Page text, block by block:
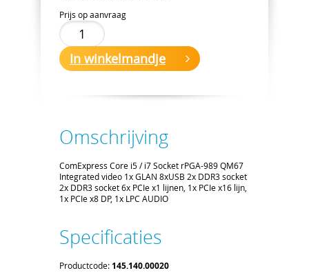
Prijs op aanvraag
In winkelmandje
Omschrijving
ComExpress Core i5 / i7 Socket rPGA-989 QM67
Integrated video 1x GLAN 8xUSB 2x DDR3 socket
2x DDR3 socket 6x PCIe x1 lijnen, 1x PCIe x16 lijn,
1x PCIe x8 DP, 1x LPC AUDIO
Specificaties
Productcode:145.140.00020